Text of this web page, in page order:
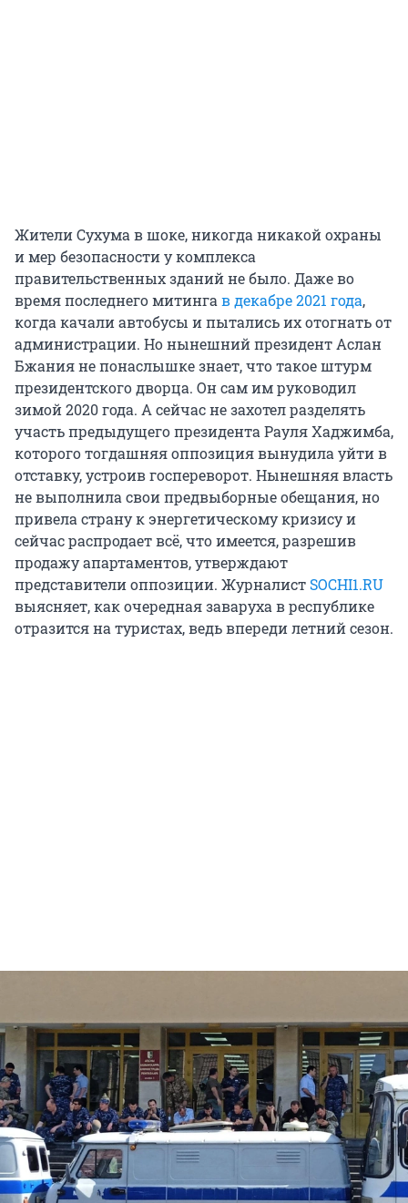
Жители Сухума в шоке, никогда никакой охраны
и мер безопасности у комплекса
правительственных зданий не было. Даже во
время последнего митинга в декабре 2021 года,
когда качали автобусы и пытались их отогнать от
администрации. Но нынешний президент Аслан
Бжания не понаслышке знает, что такое штурм
президентского дворца. Он сам им руководил
зимой 2020 года. А сейчас не захотел разделять
участь предыдущего президента Рауля Хаджимба,
которого тогдашняя оппозиция вынудила уйти в
отставку, устроив госпереворот. Нынешняя власть
не выполнила свои предвыборные обещания, но
привела страну к энергетическому кризису и
сейчас распродает всё, что имеется, разрешив
продажу апартаментов, утверждают
представители оппозиции. Журналист SOCHI1.RU
выясняет, как очередная заваруха в республике
отразится на туристах, ведь впереди летний сезон.